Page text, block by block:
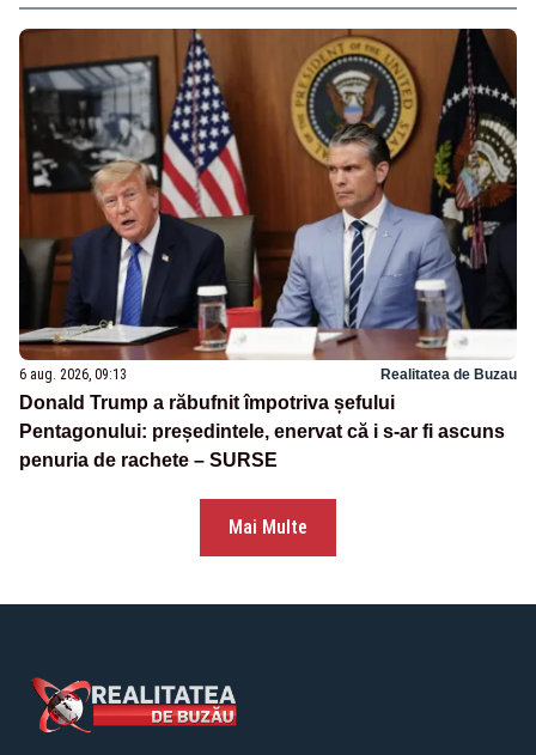
6 aug. 2026, 09:13 Realitatea de Buzau
Donald Trump a răbufnit împotriva șefului
Pentagonului: președintele, enervat că i s-ar fi ascuns
penuria de rachete – SURSE
Mai Multe